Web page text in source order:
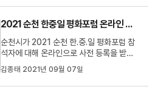
의 3학년 학생과 교사 등 10여 명이 확진
되면서 전수 검사가 진행되고 있습니다. 우
종훈 기자가 취재했습니다. ◀ＶＣＲ▶ 광
주 북구의 한 중학교. 학교 복도에...
2021 순천 한중일 평화포럼 온라인 사전 등록 시작
순천시가 2021 순천 한.중.일 평화포럼 참
석자에 대해 온라인으로 사전 등록을 받습
니다. 지난 2천19년 순천 평화포럼에 이어
두번째 맞이하는 이번 행사는 순천만국가
정원 국제습지센터에서 다음달 8일과 9일
김종태 2021년 09월 07일